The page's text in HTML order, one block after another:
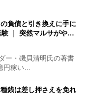
負債と引き換えに手に
験 ｜ 突然マルサがや…
ー・磯貝清明氏の著書
円稼い…
銭は差し押さえを免れ